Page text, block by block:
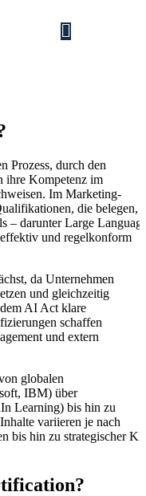
Prozess, durch den
ihre Kompetenz im
Im Marketing-
die belegen,
– darunter Large
und regelkonform
da Unternehmen
und gleichzeitig
AI Act klare
schaffen
und extern
globalen
IBM) über
Learning) bis hin zu
variieren je nach
bis hin zu strategischer KI-